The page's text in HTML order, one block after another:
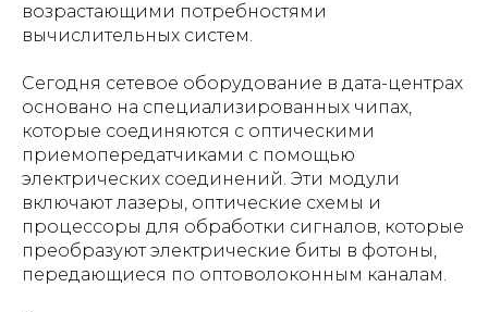
возрастающими потребностями
вычислительных систем.
Сегодня сетевое оборудование в дата-центрах
основано на специализированных чипах,
которые соединяются с оптическими
приемопередатчиками с помощью
электрических соединений. Эти модули
включают лазеры, оптические схемы и
процессоры для обработки сигналов, которые
преобразуют электрические биты в фотоны,
передающиеся по оптоволоконным каналам.